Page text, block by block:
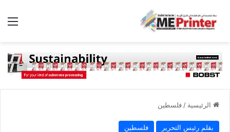
الرئيسية / فلسطين
بقلم رئيس التحرير فلسطين